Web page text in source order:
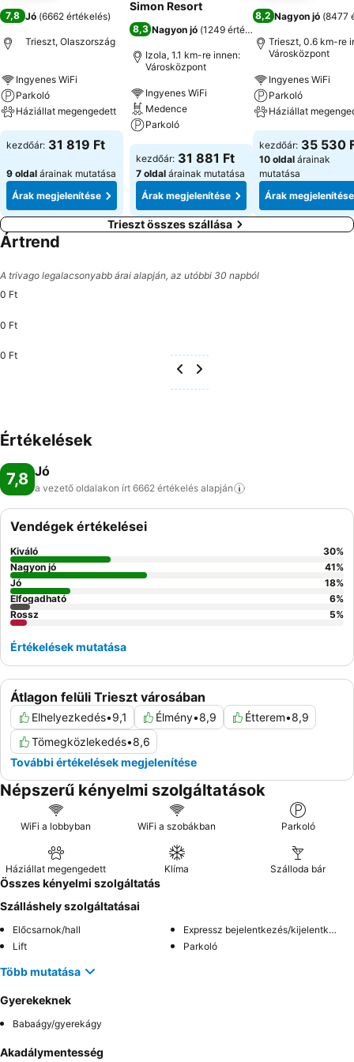
7,8 Jó (6662 értékelés)
Trieszt, Olaszország
Ingyenes WiFi
Parkoló
Háziállat megengedett
kezdőár: 31 819 Ft
9 oldal árainak mutatása
Árak megjelenítése
Simon Resort
8,3 Nagyon jó (1249 értékelés
Izola, 1.1 km-re innen:
Városközpont
Ingyenes WiFi
Medence
Parkoló
kezdőár: 31 881 Ft
7 oldal árainak mutatása
Árak megjelenítése
8,2 Nagyon jó (8477
Trieszt, 0.6 km-re
Városközpont
Ingyenes WiFi
Parkoló
Háziállat
kezdőár: 35 530
10 oldal árainak
mutatása
Árak megjelenítése
Trieszt összes szállása
Ártrend
A trivago legalacsonyabb árai alapján, az utóbbi 30 napból
0 Ft
0 Ft
0 Ft
Értékelések
7,8 Jó
a vezető oldalakon írt 6662 értékelés alapján
Átlagon felüli Trieszt városában
Elhelyezkedés•9,1 Élmény•8,9 Étterem•8,9
Tömegközlekedés•8,6
További értékelések megjelenítése
Vendégek értékelései
Kiváló 30%
Nagyon jó
41%
Jó
18%
Elfogadható
6%
Rossz
5%
Értékelések mutatása
Népszerű kényelmi szolgáltatások
WiFi a lobbyban WiFi a szobákban Parkoló
Háziállat megengedett Klíma Szálloda bár
Összes kényelmi szolgáltatás
Szálláshely szolgáltatásai
Előcsarnok/hall
Expressz bejelentkezés/kijelentkezés
Lift
Parkoló
Több mutatása
Gyerekeknek
Babaágy/gyerekágy
Akadálymentesség